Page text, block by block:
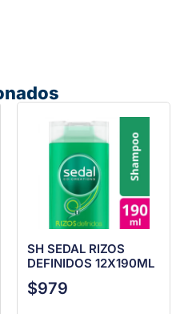
SH SEDAL RIZOS
DEFINIDOS 12X190ML
$979